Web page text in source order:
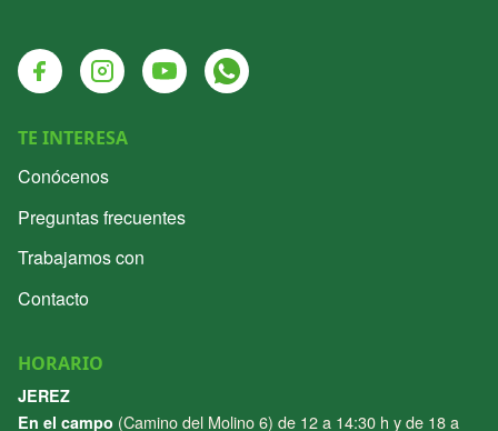
FacebookInstagram
YoutubeWhatsapp
TE INTERESA
Conócenos
Preguntas frecuentes
Trabajamos con
Contacto
HORARIO
JEREZ
En el campo (Camino del Molino 6) de 12 a 14:30 h y de 18 a